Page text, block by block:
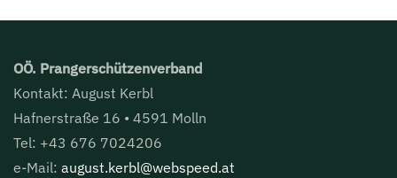
OÖ. Prangerschützenverband
Kontakt: August Kerbl
Hafnerstraße 16 • 4591 Molln
Tel: +43 676 7024206
e-Mail: august.kerbl@webspeed.at